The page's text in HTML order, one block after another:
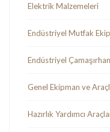
Elektrik Malzemeleri
Endüstriyel Mutfak
Endüstriyel
Genel Ekipman ve
Hazırlık Yardımcı